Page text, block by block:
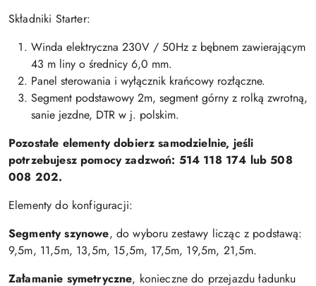
Składniki Starter:
Winda elektryczna 230V / 50Hz z bębnem zawierającym
43 m liny o średnicy 6,0 mm.
Panel sterowania i wyłącznik krańcowy rozłączne.
Segment podstawowy 2m, segment górny z rolką zwrotną,
sanie jezdne, DTR w j. polskim.
Pozostałe elementy dobierz samodzielnie, jeśli
potrzebujesz pomocy zadzwoń: 514 118 174 lub 508
008 202.
Elementy do konfiguracji:
Segmenty szynowe, do wyboru zestawy licząc z podstawą:
9,5m, 11,5m, 13,5m, 15,5m, 17,5m, 19,5m, 21,5m.
Załamanie symetryczne, konieczne do przejazdu ładunku